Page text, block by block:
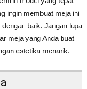
ingin membuat meja ini
baik. Jangan lupa
meja yang Anda buat
estetika menarik.